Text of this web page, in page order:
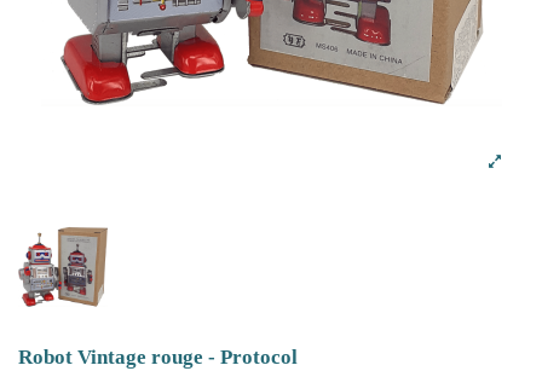
Robot Vintage rouge - Protocol